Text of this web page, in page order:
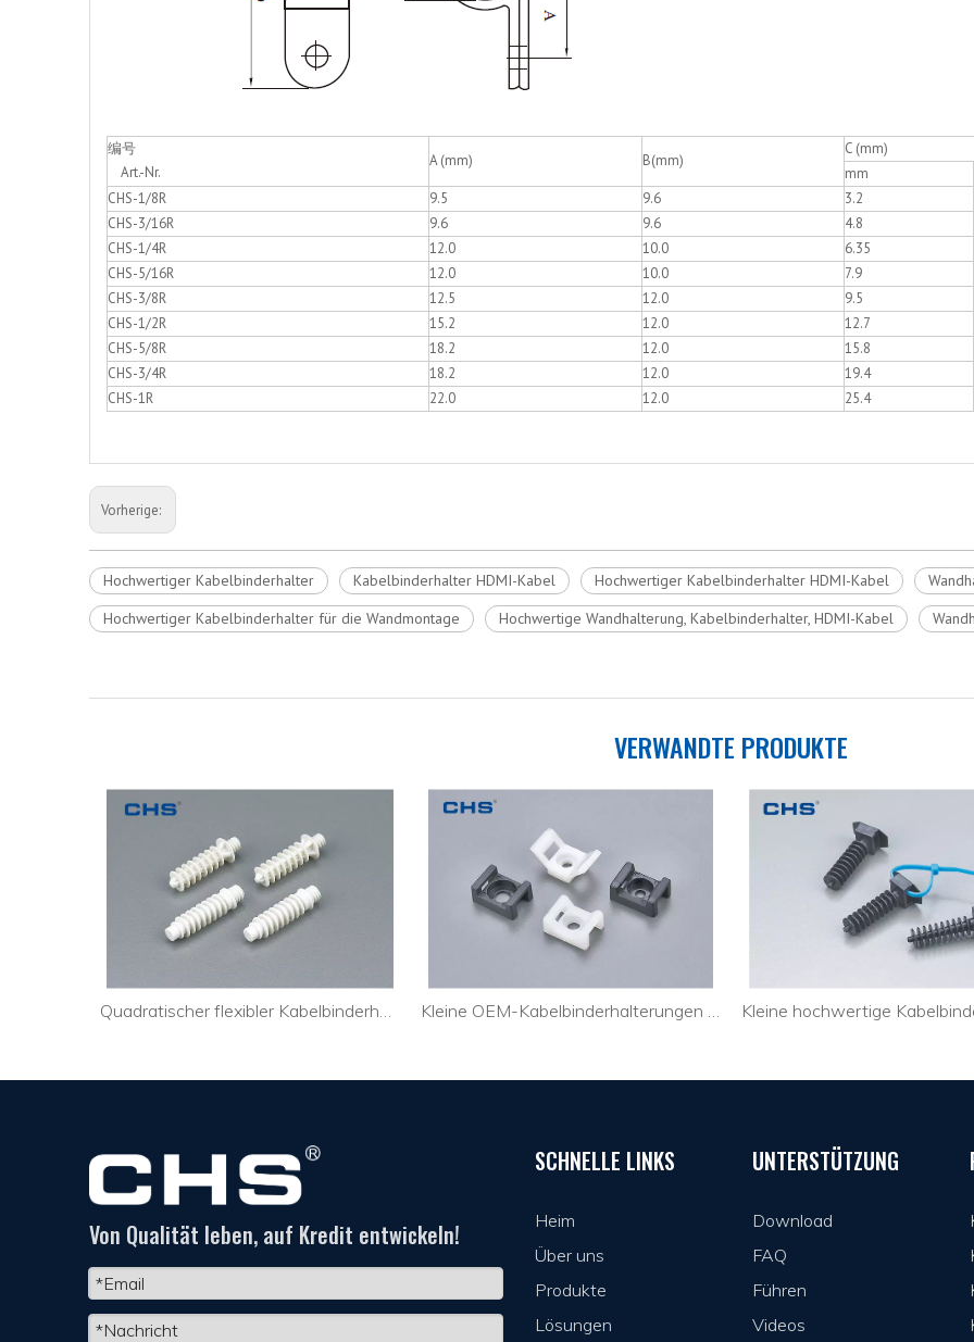
编号
Art.-Nr.
A (mm) B(mm)
C (mm)
mm
CHS-1/8R
9.5 9.6 3.2
CHS-3/16R
9.6 9.6 4.8
CHS-1/4R
12.0 10.0 6.35
CHS-5/16R
12.0 10.0 7.9
CHS-3/8R
12.5 12.0 9.5
CHS-1/2R
15.2 12.0 12.7
CHS-5/8R
18.2 12.0 15.8
CHS-3/4R
18.2 12.0 19.4
CHS-1R
22.0 12.0 25.4
Vorherige:
Hochwertiger Kabelbinderhalter Kabelbinderhalter HDMI-Kabel Hochwertiger Kabelbinderhalter HDMI-Kabel
Hochwertiger Kabelbinderhalter für die Wandmontage
Hochwertige Wandhalterung, Kabelbinderhalter, HDMI-Kabel
VERWANDTE PRODUKTE
Quadratischer flexibler Kabelbinderhalter DVI Line CTH-3B Kleine OEM-Kabelbinderhalterungen Elektrokabel-Kabelbinderhalter CTH-2B
Von Qualität leben, auf Kredit entwickeln!
SCHNELLE LINKS
Heim
Über uns
Produkte
Lösungen
UNTERSTÜTZUNG
Download
FAQ
Führen
Videos